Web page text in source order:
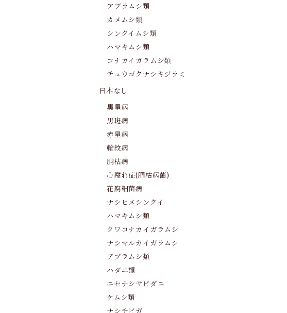
アブラムシ類
カメムシ類
シンクイムシ類
ハマキムシ類
コナカイガラムシ類
チュウゴクナシキジラミ
日本なし
黒星病
黒斑病
赤星病
輪紋病
胴枯病
心腐れ症(胴枯病菌)
花腐細菌病
ナシヒメシンクイ
ハマキムシ類
クワコナカイガラムシ
ナシマルカイガラムシ
アブラムシ類
ハダニ類
ニセナシサビダニ
ケムシ類
ナシチビガ